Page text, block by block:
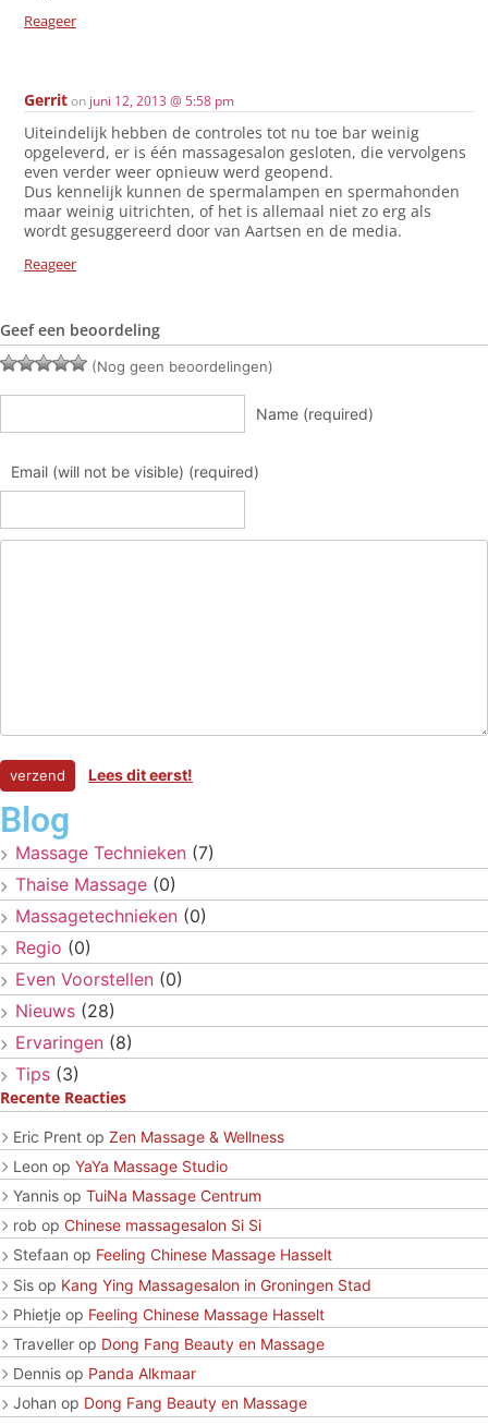
Reageer
Gerriton juni 12, 2013 @ 5:58 pm
Uiteindelijk hebben de controles tot nu toe bar weinig
opgeleverd, er is één massagesalon gesloten, die vervolgens
even verder weer opnieuw werd geopend.
Dus kennelijk kunnen de spermalampen en spermahonden
maar weinig uitrichten, of het is allemaal niet zo erg als
wordt gesuggereerd door van Aartsen en de media.
Reageer
Geef een beoordeling
(Nog geen beoordelingen)
Name (required)
Email (will not be visible) (required)
Lees dit eerst!
Blog
Massage Technieken (7)
Thaise Massage (0)
Massagetechnieken (0)
Regio (0)
Even Voorstellen (0)
Nieuws (28)
Ervaringen (8)
Tips (3)
Recente Reacties
Eric Prent op Zen Massage & Wellness
Leon op YaYa Massage Studio
Yannis op TuiNa Massage Centrum
rob op Chinese massagesalon Si Si
Stefaan op Feeling Chinese Massage Hasselt
Sis op Kang Ying Massagesalon in Groningen Stad
Phietje op Feeling Chinese Massage Hasselt
Traveller op Dong Fang Beauty en Massage
Dennis op Panda Alkmaar
Johan op Dong Fang Beauty en Massage